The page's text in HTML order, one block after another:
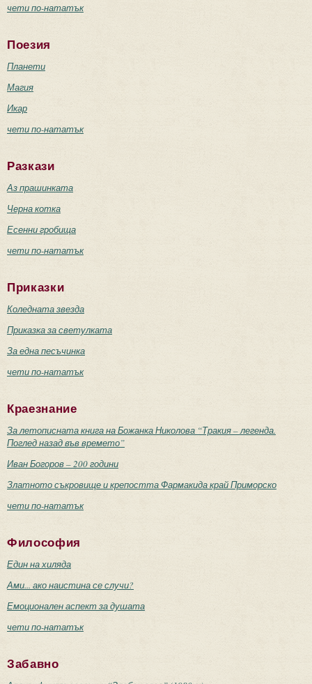
чети по-нататък
Поезия
Планети
Магия
Икар
чети по-нататък
Разкази
Аз прашинката
Черна котка
Есенни гробища
чети по-нататък
Приказки
Коледната звезда
Приказка за светулката
За една песъчинка
чети по-нататък
Краезнание
За летописната книга на Божанка Николова “Тракия – легенда.
Поглед назад във времето”
Иван Богоров – 200 години
Златното съкровище и крепостта Фармакида край Приморско
чети по-нататък
Философия
Един на хиляда
Ами... ако наистина се случи?
Емоционален аспект за душата
чети по-нататък
Забавно